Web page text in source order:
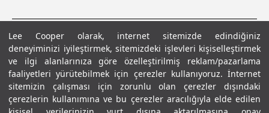
Lee Cooper olarak, internet sitemizde edindiğiniz
deneyiminizi iyileştirmek, sitemizdeki işlevleri kişiselleştirmek
ve ilgi alanlarınıza göre özelleştirilmiş reklam/pazarlama
faaliyetleri yürütebilmek için çerezler kullanıyoruz. İnternet
sitemizin çalışması için zorunlu olan çerezler dışındaki
çerezlerin kullanımına ve bu çerezler aracılığıyla elde edilen
Gizlilik PolitikasıÇerez Politikası KVKK Aydınlatma MetniŞartlar ve Koşullar